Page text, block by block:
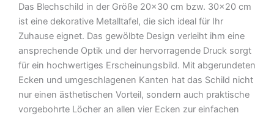
Metall
Deko
Blechschild
Menge
Das Blechschild in der Größe 20×30 cm bzw. 30×20 cm
ist eine dekorative Metalltafel, die sich ideal für Ihr
Zuhause eignet. Das gewölbte Design verleiht ihm eine
ansprechende Optik und der hervorragende Druck sorgt
für ein hochwertiges Erscheinungsbild. Mit abgerundeten
Ecken und umgeschlagenen Kanten hat das Schild nicht
nur einen ästhetischen Vorteil, sondern auch praktische
vorgebohrte Löcher an allen vier Ecken zur einfachen